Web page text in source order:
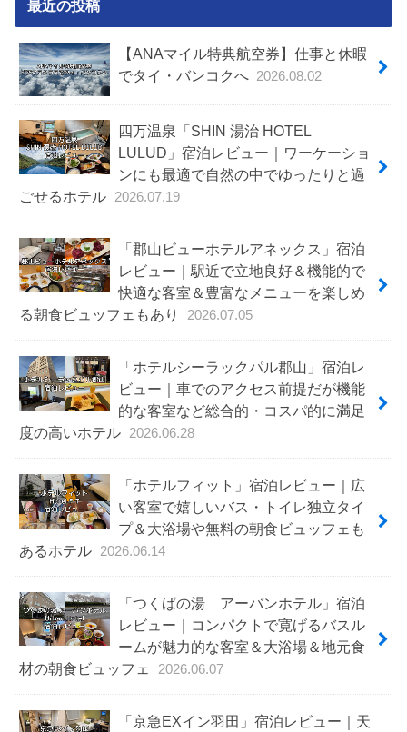
最近の投稿
【ANAマイル特典航空券】仕事と休暇
でタイ・バンコクへ 2026.08.02
四万温泉「SHIN 湯治 HOTEL
LULUD」宿泊レビュー｜ワーケーショ
ンにも最適で自然の中でゆったりと過
ごせるホテル
2026.07.19
「郡山ビューホテルアネックス」宿泊
レビュー｜駅近で立地良好＆機能的で
快適な客室＆豊富なメニューを楽しめ
る朝食ビュッフェもあり
2026.07.05
「ホテルシーラックパル郡山」宿泊レ
ビュー｜車でのアクセス前提だが機能
的な客室など総合的・コスパ的に満足
度の高いホテル
2026.06.28
「ホテルフィット」宿泊レビュー｜広
い客室で嬉しいバス・トイレ独立タイ
プ＆大浴場や無料の朝食ビュッフェも
あるホテル
2026.06.14
「つくばの湯 アーバンホテル」宿泊
レビュー｜コンパクトで寛げるバスル
ームが魅力的な客室＆大浴場＆地元食
材の朝食ビュッフェ
2026.06.07
「京急EXイン羽田」宿泊レビュー｜天